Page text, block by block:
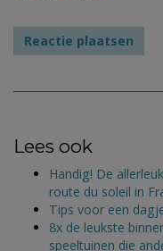
Lees ook
Handig! De
route du soleil in
Tips voor een
8x de leukste
speeltuinen die